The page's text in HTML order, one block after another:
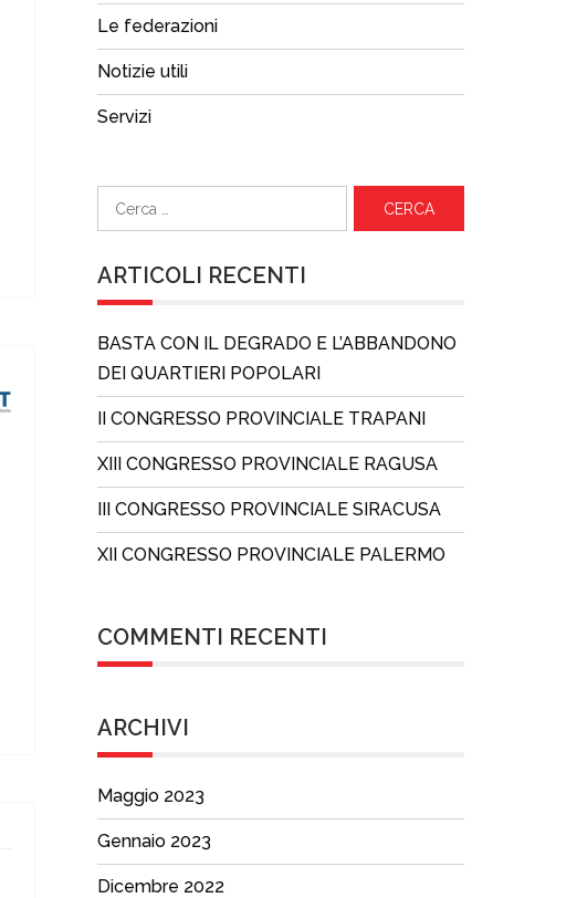
Le federazioni
Notizie utili
Servizi
ARTICOLI RECENTI
BASTA CON IL DEGRADO E L’ABBANDONO
DEI QUARTIERI POPOLARI
II CONGRESSO PROVINCIALE TRAPANI
XIII CONGRESSO PROVINCIALE RAGUSA
III CONGRESSO PROVINCIALE SIRACUSA
XII CONGRESSO PROVINCIALE PALERMO
COMMENTI RECENTI
ARCHIVI
Maggio 2023
Gennaio 2023
Dicembre 2022